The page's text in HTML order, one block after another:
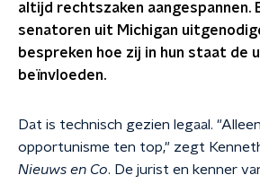
altijd rechtszaken aangespannen.
senatoren uit Michigan
bespreken hoe zij in hun staat de
beïnvloeden.
Dat is technisch gezien legaal.
opportunisme ten top," zegt
Nieuws en Co. De jurist en kenner